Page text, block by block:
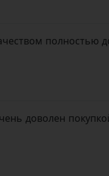
полностью
доволен